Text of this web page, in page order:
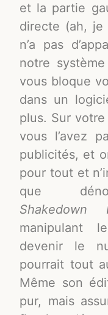
et la partie
directe (ah, je
n’a pas
notre
vous bloque
dans un
plus. Sur
vous l’avez
publicités, et
pour tout et
que
Shakedown
manipulant
devenir le
pourrait tout
Même son
pur, mais